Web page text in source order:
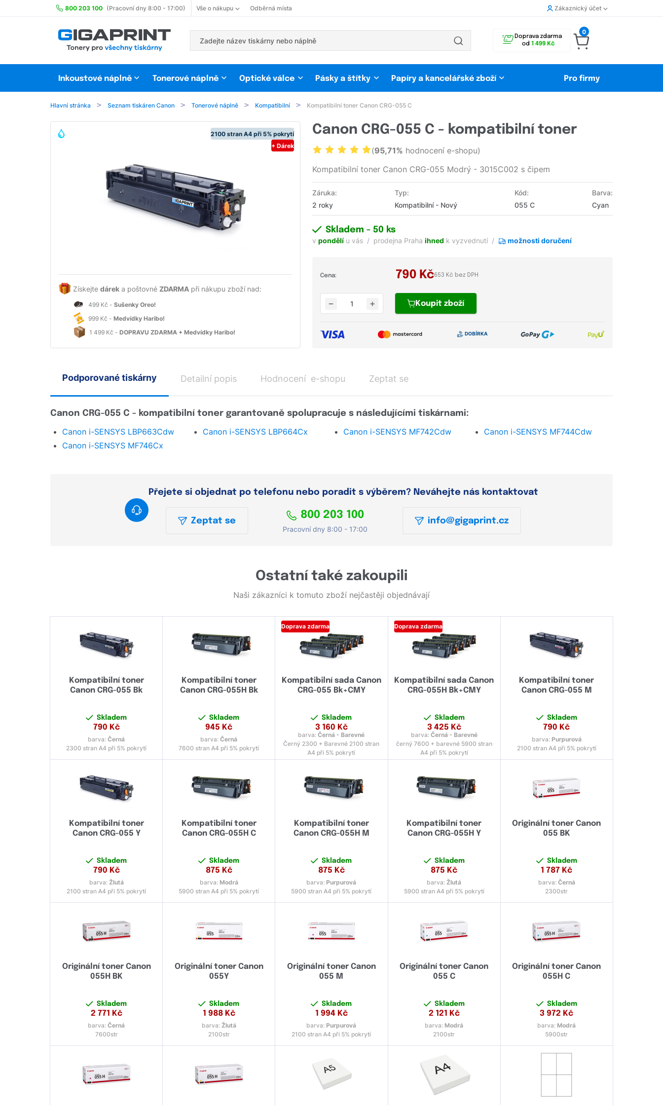
800 203 100 (Pracovní dny 8:00 - 17:00) Vše o nákupu Odběrná místa Zákaznický účet
Doprava zdarma
od 1 499 Kč
0
Inkoustové náplně Tonerové náplně Optické válce Pásky a štítky Papíry a kancelářské zboží Pro firmy
Hlavní stránka Seznam tiskáren Canon Tonerové náplně Kompatibilní Kompatibilní toner Canon CRG-055 C
2100 stran A4 při 5% pokrytí
+ Dárek
Získejte dárek a poštovné ZDARMA při nákupu zboží nad:
499 Kč - Sušenky Oreo!
999 Kč - Medvídky Haribo!
1 499 Kč - DOPRAVU ZDARMA + Medvídky Haribo!
Canon CRG-055 C - kompatibilní toner
(95,71% hodnocení e-shopu)
Kompatibilní toner Canon CRG-055 Modrý - 3015C002 s čipem
Záruka:
2 roky
Typ:
Kompatibilní - Nový
Kód:
055 C
Barva:
Cyan
Skladem- 50 ks
vpondělí u vás prodejna Prahaihned k vyzvednutí možnosti doručení
Cena: 790 Kč653 Kč bez DPH
Koupitzboží
Podporované tiskárny
Canon CRG-055 C - kompatibilní toner garantovaně spolupracuje s následujícími tiskárnami:
Canon i-SENSYS LBP663Cdw Canon i-SENSYS LBP664Cx Canon i-SENSYS MF742Cdw
Canon i-SENSYS MF744Cdw
Canon i-SENSYS MF746Cx
Přejete si objednat po telefonu nebo poradit s výběrem? Neváhejte nás kontaktovat
Zeptat se
800 203 100
Pracovní dny 8:00 - 17:00
info@gigaprint.cz
Detailní popis Hodnocení e-shopu Zeptat se
Ostatní také zakoupili
Naši zákazníci k tomuto zboží nejčastěji objednávají
Kompatibilní toner
Canon CRG-055 Bk
Skladem
790 Kč
barva:Černá
2300 stran A4 při 5% pokrytí
Kompatibilní toner
Canon CRG-055H Bk
Skladem
945 Kč
barva:Černá
7600 stran A4 při 5% pokrytí
Doprava zdarma
Kompatibilní sada Canon
CRG-055 Bk+CMY
Skladem
3 160 Kč
barva:Černá - Barevné
Černý 2300 + Barevné 2100 stran
A4 při 5% pokrytí
Doprava zdarma
Kompatibilní sada Canon
CRG-055H Bk+CMY
Skladem
3 425 Kč
barva: Černá - Barevné
černý 7600 + barevné 5900 stran
A4 při 5% pokrytí
Kompatibilní toner
Canon CRG-055 M
Skladem
790 Kč
barva: Purpurová
2100 stran A4 při 5% pokrytí
Kompatibilní toner
Canon CRG-055 Y
Skladem
790 Kč
barva: Žlutá
2100 stran A4 při 5% pokrytí
Kompatibilní toner
Canon CRG-055H C
Skladem
875 Kč
barva: Modrá
5900 stran A4 při 5% pokrytí
Kompatibilní toner
Canon CRG-055H M
Skladem
875 Kč
barva: Purpurová
5900 stran A4 při 5% pokrytí
Kompatibilní toner
Canon CRG-055H Y
Skladem
875 Kč
barva:Žlutá
5900 stran A4 při 5% pokrytí
Originální toner Canon
055 BK
Skladem
1 787 Kč
barva: Černá
2300str
Originální toner Canon
055H BK
Skladem
2 771 Kč
barva:Černá
7600str
Originální toner Canon
055Y
Skladem
1 988 Kč
barva: Žlutá
2100str
Originální toner Canon
055 M
Skladem
1 994 Kč
barva: Purpurová
2100 stran A4 při 5% pokrytí
Originální toner Canon
055 C
Skladem
2 121 Kč
barva: Modrá
2100str
Originální toner Canon
055H C
Skladem
3 972 Kč
barva: Modrá
5900str